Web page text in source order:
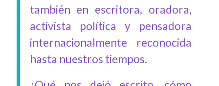
también en escritora, oradora,
activista política y pensadora
internacionalmente reconocida
hasta nuestros tiempos.